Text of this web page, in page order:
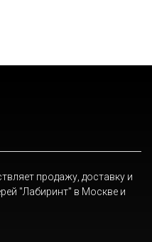
продажу, доставку и
"Лабиринт" в Москве и